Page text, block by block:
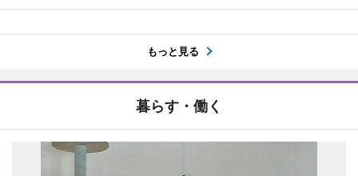
もっと見る
暮らす・働く